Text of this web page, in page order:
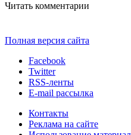
Читать комментарии
Полная версия сайта
Facebook
Twitter
RSS-ленты
E-mail рассылка
Контакты
Реклама на сайте